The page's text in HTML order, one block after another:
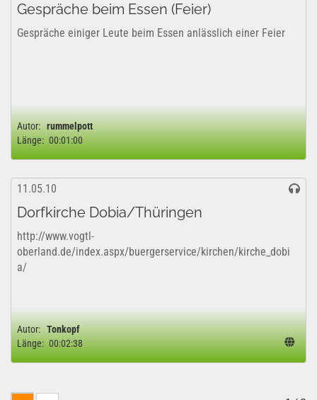
Gespräche beim Essen (Feier)
Gespräche einiger Leute beim Essen anlässlich einer Feier
Autor: rummelpott
Länge: 00:01:00
11.05.10
Dorfkirche Dobia/Thüringen
http://www.vogtl-
oberland.de/index.aspx/buergerservice/kirchen/kirche_dobi
a/
Autor: Tonkopf
Länge: 00:02:38